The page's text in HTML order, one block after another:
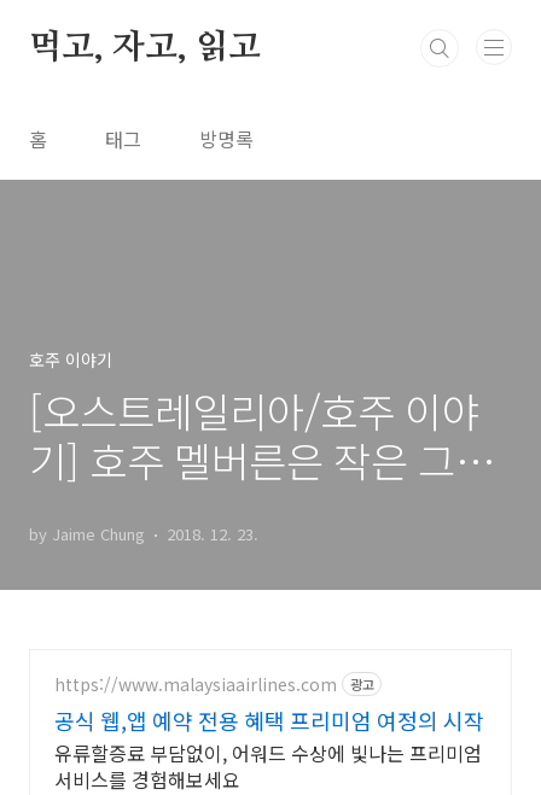
먹고, 자고, 읽고
홈 태그 방명록
호주 이야기
[오스트레일리아/호주 이야
기] 호주 멜버른은 작은 그리
by Jaime Chung 2018. 12. 23.
https://www.malaysiaairlines.com 광고
공식 웹,앱 예약 전용 혜택 프리미엄 여정의 시작
유류할증료 부담없이, 어워드 수상에 빛나는 프리미엄
서비스를 경험해보세요